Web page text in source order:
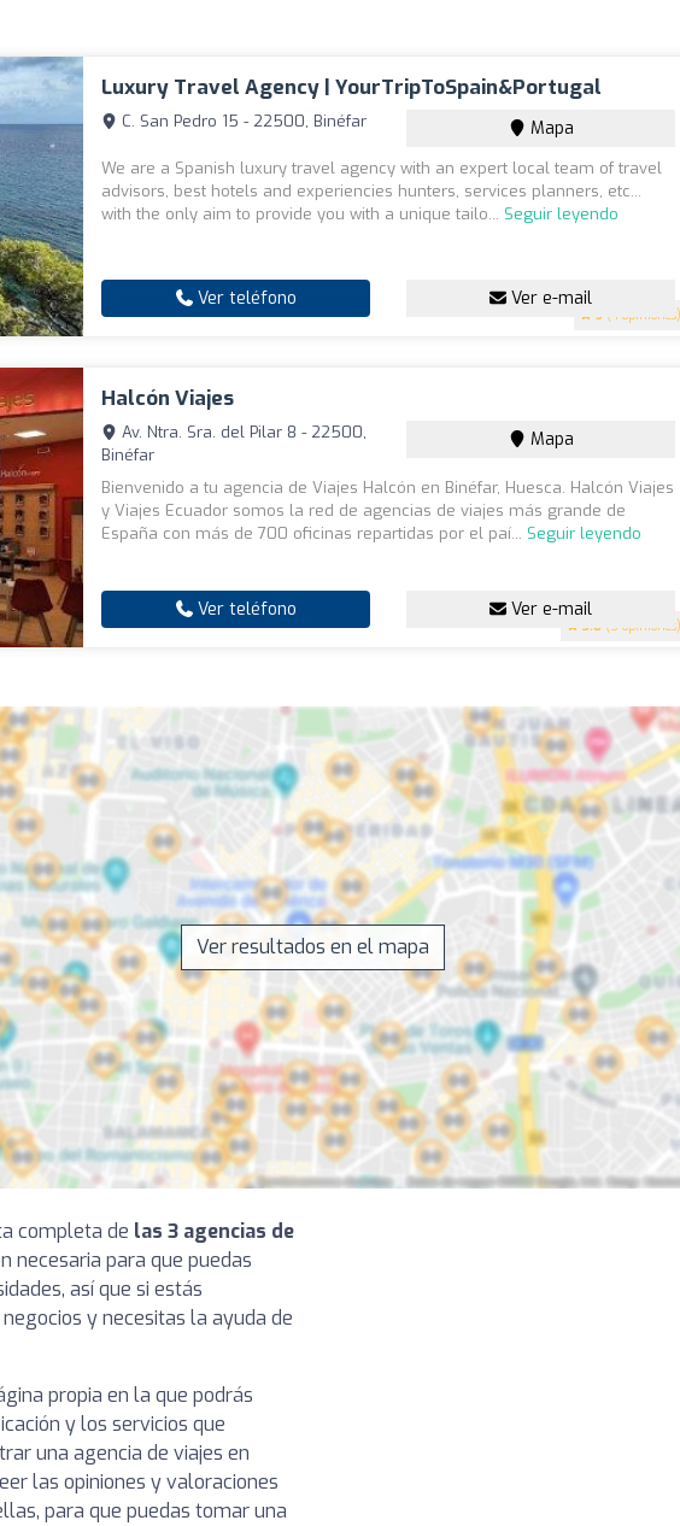
Luxury Travel Agency | YourTripToSpain&Portugal
5 (4 opiniones)
C. San Pedro 15 - 22500, Binéfar Mapa
We are a Spanish luxury travel agency with an expert local team of travel
advisors, best hotels and experiencies hunters, services planners, etc...
with the only aim to provide you with a unique tailo... Seguir leyendo
Ver teléfono Ver e-mail
Halcón Viajes
3.8 (5 opiniones)
Av. Ntra. Sra. del Pilar 8 - 22500,
Binéfar
Mapa
Bienvenido a tu agencia de Viajes Halcón en Binéfar, Huesca. Halcón Viajes
y Viajes Ecuador somos la red de agencias de viajes más grande de
España con más de 700 oficinas repartidas por el paí... Seguir leyendo
Ver teléfono Ver e-mail
Ver resultados en el mapa
completa de las 3 agencias de
necesaria para que puedas
así que si estás
y necesitas la ayuda de
propia en la que podrás
y los servicios que
una agencia de viajes en
las opiniones y valoraciones
para que puedas tomar una